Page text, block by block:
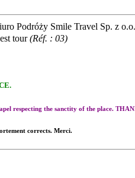
Podróży Smile Travel Sp. z o.o.
tour (Réf. : 03)
respecting the sanctity of the place.
corrects. Merci.